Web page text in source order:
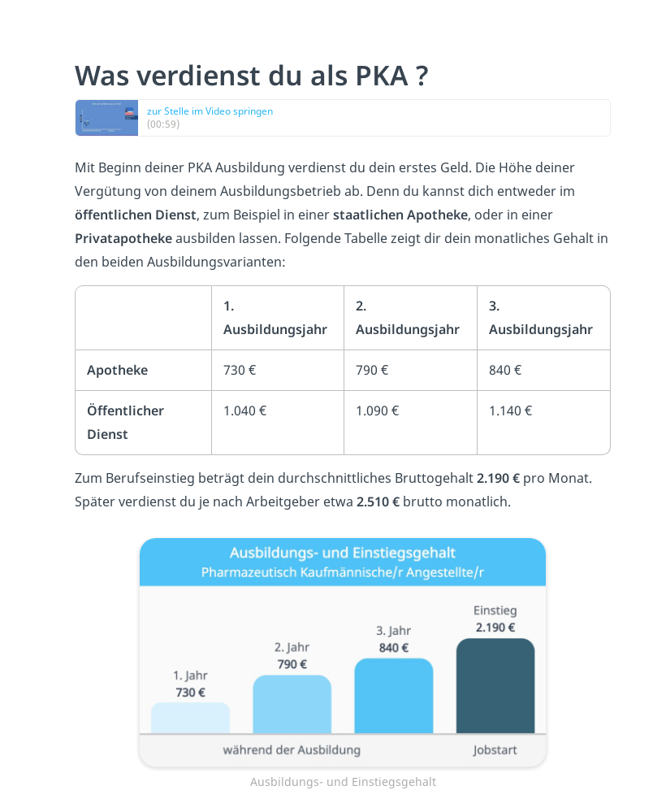
Was verdienst du als PKA ?
zur Stelle im Video springen
(00:59)
Mit Beginn deiner PKA Ausbildung verdienst du dein erstes Geld. Die Höhe deiner
Vergütung von deinem Ausbildungsbetrieb ab. Denn du kannst dich entweder im
öffentlichen Dienst, zum Beispiel in einerstaatlichen Apotheke, oder in einer
Privatapothekeausbilden lassen. Folgende Tabelle zeigt dir dein monatliches Gehalt in
den beiden Ausbildungsvarianten:
1.
Ausbildungsjahr
2.
Ausbildungsjahr
3.
Ausbildungsjahr
Apotheke 730 € 790 € 840 €
Öffentlicher
Dienst
1.040 € 1.090 € 1.140 €
Zum Berufseinstieg beträgt dein durchschnittliches Bruttogehalt2.190 € pro Monat.
Später verdienst du je nach Arbeitgeber etwa 2.510 € brutto monatlich.
Ausbildungs- und Einstiegsgehalt